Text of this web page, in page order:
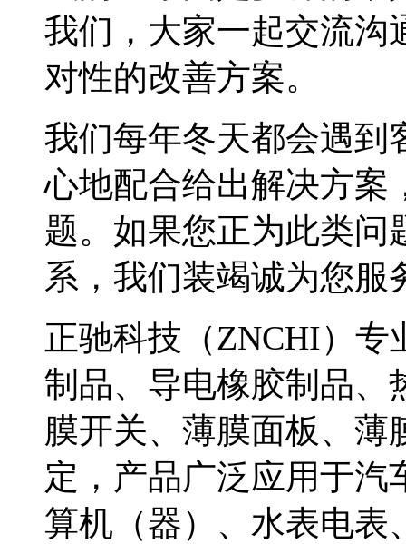
我们，大家一起交流沟
对性的改善方案。
我们每年冬天都会遇到
心地配合给出解决方案
题。如果您正为此类问
系，我们装竭诚为您服
正驰科技（ZNCHI）
制品、导电橡胶制品、
膜开关、薄膜面板、薄
定，产品广泛应用于汽
算机（器）、水表电表